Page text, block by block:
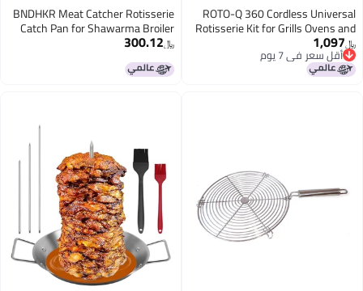
ROTO-Q 360
Rotisserie Kit
Smokers -
Spit Roaster,
- Indoor/
BNDHKR Meat Catcher Rotisserie
Catch Pan for Shawarma Broiler